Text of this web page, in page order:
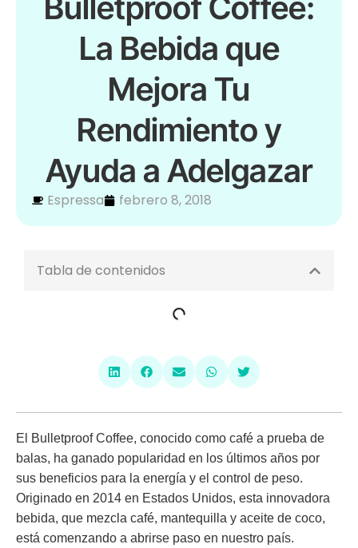
La Bebida que
Mejora Tu
Rendimiento y
Ayuda a Adelgazar
Espressa febrero 8, 2018
Tabla de contenidos
El Bulletproof Coffee, conocido como café a prueba de
balas, ha ganado popularidad en los últimos años por
sus beneficios para la energía y el control de peso.
Originado en 2014 en Estados Unidos, esta innovadora
bebida, que mezcla café, mantequilla y aceite de coco,
está comenzando a abrirse paso en nuestro país.